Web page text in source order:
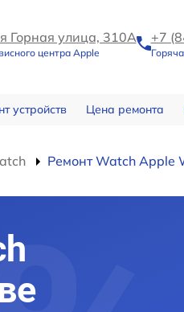
Горная улица, 310А
центра Apple
+7
устройств Цена ремонта
Ремонт Watch Apple